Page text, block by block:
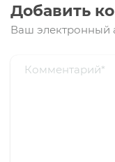
Добавить
Ваш электронный